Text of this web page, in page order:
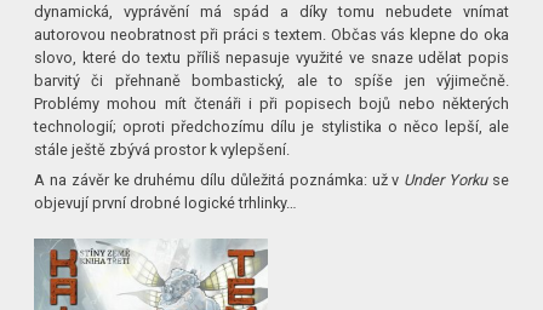
dynamická, vyprávění má spád a díky tomu nebudete vnímat
autorovou neobratnost při práci s textem. Občas vás klepne do oka
slovo, které do textu příliš nepasuje využité ve snaze udělat popis
barvitý či přehnaně bombastický, ale to spíše jen výjimečně.
Problémy mohou mít čtenáři i při popisech bojů nebo některých
technologií; oproti předchozímu dílu je stylistika o něco lepší, ale
stále ještě zbývá prostor k vylepšení.
A na závěr ke druhému dílu důležitá poznámka: už v Under Yorku se
objevují první drobné logické trhlinky…